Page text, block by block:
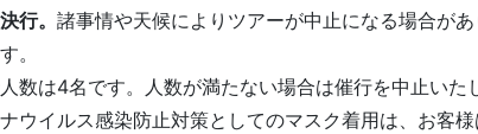
行。 諸事情や天候によりツアーが中止になる場合が
。
数は4名です。人数が満たない場合は催行を中止いた
ウイルス感染防止対策としてのマスク着用は、お客